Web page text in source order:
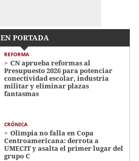
EN PORTADA
REFORMA
CN aprueba reformas al
Presupuesto 2026 para potenciar
conectividad escolar, industria
militar y eliminar plazas
fantasmas
CRÓNICA
Olimpia no falla en Copa
Centroamericana: derrota a
UMECIT y asalta el primer lugar del
grupo C